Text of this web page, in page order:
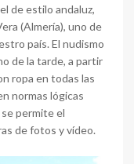
de estilo andaluz,
(Almería), uno de
país. El nudismo
de la tarde, a partir
ropa en todas las
normas lógicas
permite el
de fotos y vídeo.